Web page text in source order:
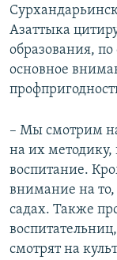
Азаттыка
образования,
основное
– Мы смотрим
на их методику,
воспитание.
внимание на то,
садах. Также
смотрят на